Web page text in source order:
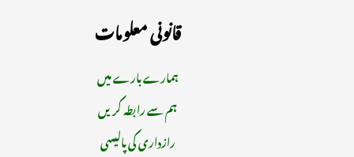
قانونی معلومات
ہمارے بارے میں
ہم سے رابطہ کریں
رازداری کی پالیسی